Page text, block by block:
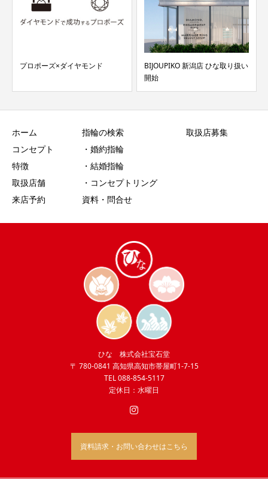
プロポーズ×ダイヤモンド
BIJOUPIKO 新潟店 ひな取り扱い
開始
ホーム
コンセプト
特徴
取扱店舗
来店予約
指輪の検索
・婚約指輪
・結婚指輪
・コンセプトリング
資料・問合せ
取扱店募集
ひな 株式会社宝石堂
〒 780-0841 高知県高知市帯屋町1-7-15
TEL 088-854-5117
定休日：水曜日
資料請求・お問い合わせはこちら